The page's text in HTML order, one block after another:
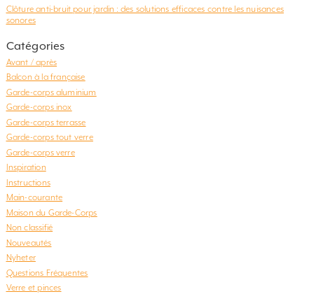
Clôture anti-bruit pour jardin : des solutions efficaces contre les nuisances
sonores
Catégories
Avant / après
Balcon à la française
Garde-corps aluminium
Garde-corps inox
Garde-corps terrasse
Garde-corps tout verre
Garde-corps verre
Inspiration
Instructions
Main-courante
Maison du Garde-Corps
Non classifié
Nouveautés
Nyheter
Questions Fréquentes
Verre et pinces